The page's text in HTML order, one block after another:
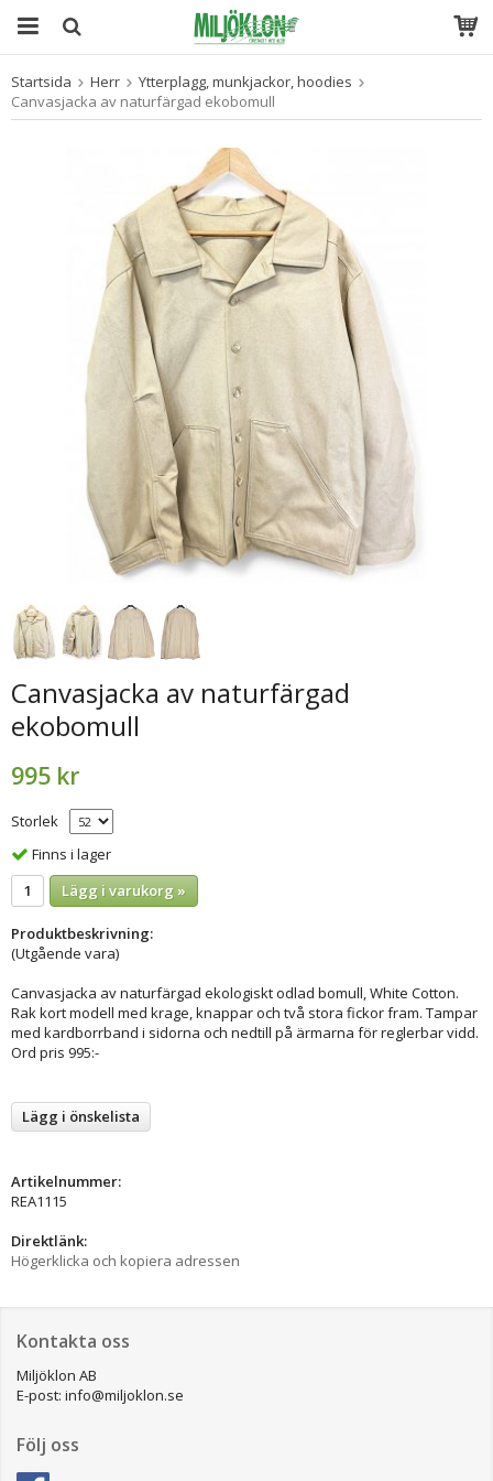
Produkten har blivit tillagd i varukorgen
Startsida Herr
Ytterplagg, munkjackor, hoodies
Canvasjacka av naturfärgad ekobomull
Canvasjacka av naturfärgad
ekobomull
995 kr
Storlek
Finns i lager
Lägg i varukorg »
Produktbeskrivning:
(Utgående vara)
Canvasjacka av naturfärgad ekologiskt odlad bomull, White Cotton.
Rak kort modell med krage, knappar och två stora fickor fram. Tampar
med kardborrband i sidorna och nedtill på ärmarna för reglerbar vidd.
Ord pris 995:-
Lägg i önskelista
Artikelnummer:
REA1115
Direktlänk:
Högerklicka och kopiera adressen
Kontakta oss
Miljöklon AB
E-post: info@miljoklon.se
Följ oss